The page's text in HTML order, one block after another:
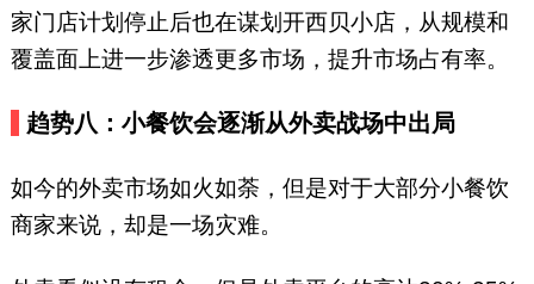
家门店计划停止后也在谋划开西贝小店，从规模和
覆盖面上进一步渗透更多市场，提升市场占有率。
趋势八：小餐饮会逐渐从外卖战场中出局
如今的外卖市场如火如荼，但是对于大部分小餐饮
商家来说，却是一场灾难。